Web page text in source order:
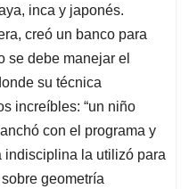
inca y japonés.
creó un banco para
se debe manejar el
su técnica
increíbles: “un niño
con el programa y
indisciplina la utilizó para
geometría